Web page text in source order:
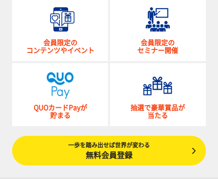
会員限定の
コンテンツやイベント
会員限定の
セミナー開催
QUOカードPayが
貯まる
抽選で豪華賞品が
当たる
一歩を踏み出せば世界が変わる
無料会員登録